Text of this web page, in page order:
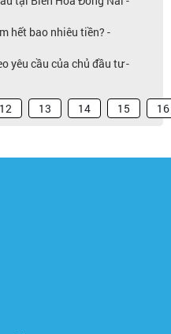
hết bao nhiêu tiền? -
yêu cầu của chủ đầu tư -
12 13 14 15 16